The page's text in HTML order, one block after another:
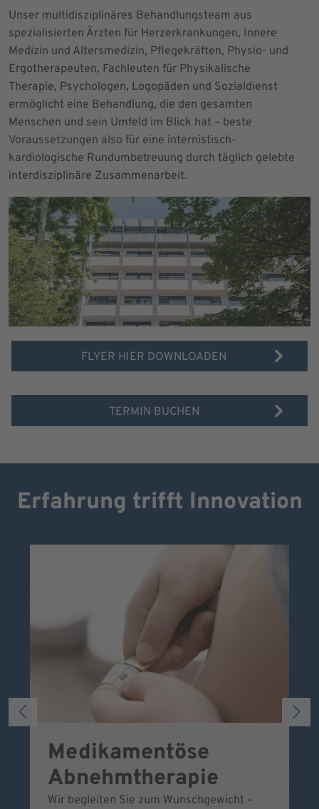
Unser multidisziplinäres Behandlungsteam aus
spezialisierten Ärzten für Herzerkrankungen, Innere
Medizin und Altersmedizin, Pflegekräften, Physio- und
Ergotherapeuten, Fachleuten für Physikalische
Therapie, Psychologen, Logopäden und Sozialdienst
ermöglicht eine Behandlung, die den gesamten
Menschen und sein Umfeld im Blick hat – beste
Voraussetzungen also für eine internistisch-
kardiologische Rundumbetreuung durch täglich gelebte
interdisziplinäre Zusammenarbeit.
FLYER HIER DOWNLOADEN
TERMIN BUCHEN
Erfahrung trifft Innovation
Medikamentöse
Abnehmtherapie
Wir begleiten Sie zum Wunschgewicht –